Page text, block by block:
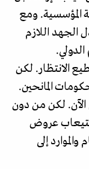
المؤسسية. ومع
الجهد اللازم
الانتظار. لكن
المانحين.
الآن. لكن من دون
عروض
إلى